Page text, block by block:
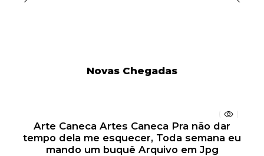
Novas Chegadas
Arte Caneca Artes Caneca Pra não dar
tempo dela me esquecer, Toda semana eu
mando um buquê Arquivo em Jpg